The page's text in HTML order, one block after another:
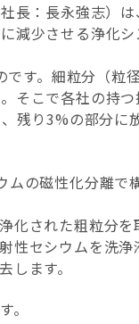
長：長永強志）
減少させる浄化
す。細粒分（粒
そこで各社の持
残り3%の部分に
ムの磁性化分離で
化された粗粒分を
性セシウムを洗
ます。
。